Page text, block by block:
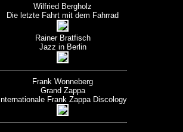
Wilfried Bergholz
Die letzte Fahrt mit dem Fahrrad
Rainer Bratfisch
Jazz in Berlin
Frank Wonneberg
Grand Zappa
Internationale Frank Zappa Discology